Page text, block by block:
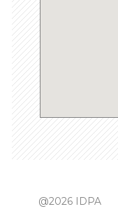
@2026 IDPA